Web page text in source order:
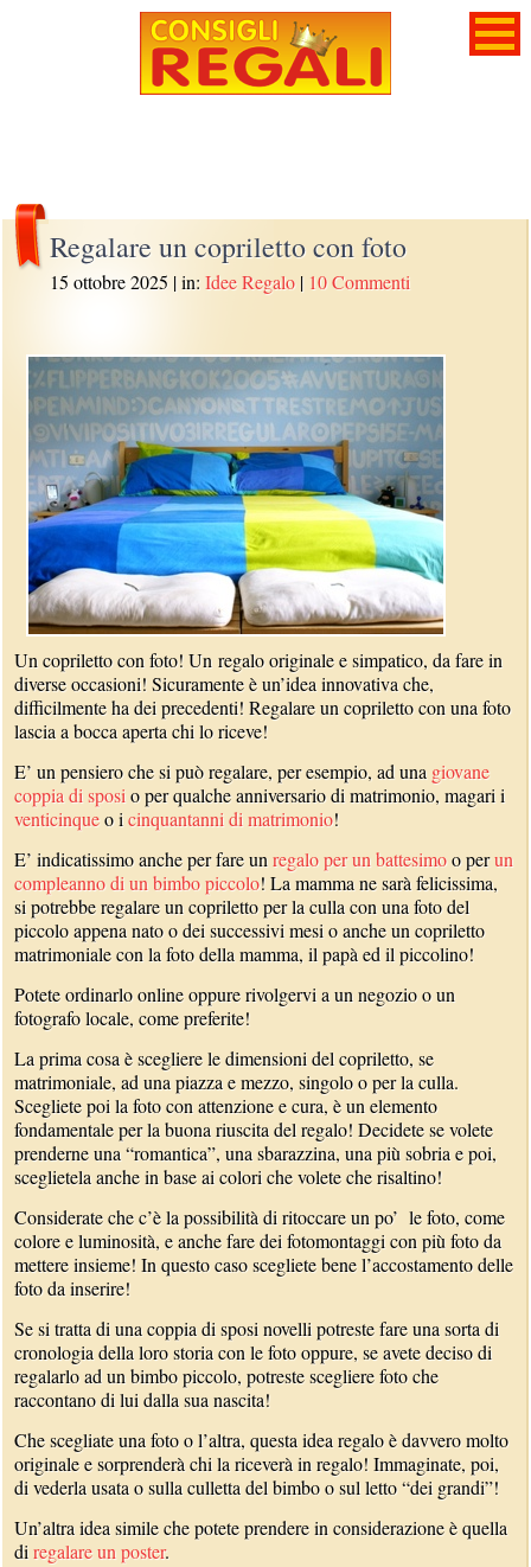
Regalare un copriletto con foto
15 ottobre 2025 | in:Idee Regalo| 10 Commenti
Un copriletto con foto! Un regalo originale e simpatico, da fare in
diverse occasioni! Sicuramente è un’idea innovativa che,
difficilmente ha dei precedenti! Regalare un copriletto con una foto
lascia a bocca aperta chi lo riceve!
E’ un pensiero che si può regalare, per esempio, ad una giovane
coppia di sposio per qualche anniversario di matrimonio, magari i
venticinqueo icinquantanni di matrimonio!
E’ indicatissimo anche per fare unregalo per un battesimoo perun
compleanno di un bimbo piccolo! La mamma ne sarà felicissima,
si potrebbe regalare un copriletto per la culla con una foto del
piccolo appena nato o dei successivi mesi o anche un copriletto
matrimoniale con la foto della mamma, il papà ed il piccolino!
Potete ordinarlo online oppure rivolgervi a un negozio o un
fotografo locale, come preferite!
La prima cosa è scegliere le dimensioni del copriletto, se
matrimoniale, ad una piazza e mezzo, singolo o per la culla.
Scegliete poi la foto con attenzione e cura, è un elemento
fondamentale per la buona riuscita del regalo! Decidete se volete
prenderne una “romantica”, una sbarazzina, una più sobria e poi,
sceglietela anche in base ai colori che volete che risaltino!
Considerate che c’è la possibilità di ritoccare un po’ le foto, come
colore e luminosità, e anche fare dei fotomontaggi con più foto da
mettere insieme! In questo caso scegliete bene l’accostamento delle
foto da inserire!
Se si tratta di una coppia di sposi novelli potreste fare una sorta di
cronologia della loro storia con le foto oppure, se avete deciso di
regalarlo ad un bimbo piccolo, potreste scegliere foto che
raccontano di lui dalla sua nascita!
Che scegliate una foto o l’altra, questa idea regalo è davvero molto
originale e sorprenderà chi la riceverà in regalo! Immaginate, poi,
di vederla usata o sulla culletta del bimbo o sul letto “dei grandi”!
Un’altra idea simile che potete prendere in considerazione è quella
diregalare un poster.